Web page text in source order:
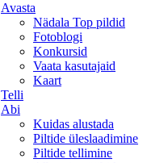
Avasta
Nädala Top pildid
Fotoblogi
Konkursid
Vaata kasutajaid
Kaart
Telli
Abi
Kuidas alustada
Piltide üleslaadimine
Piltide tellimine